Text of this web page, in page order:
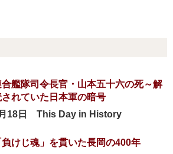
合艦隊司令長官・山本五十六の死～解
されていた日本軍の暗号
18日 This Day in History
負けじ魂」を貫いた長岡の400年